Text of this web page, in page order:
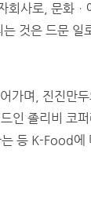
회사로, 문화ㆍ
것은 드문 일
가며, 진진만두
인 졸리비 코퍼
는 등 K-Food에